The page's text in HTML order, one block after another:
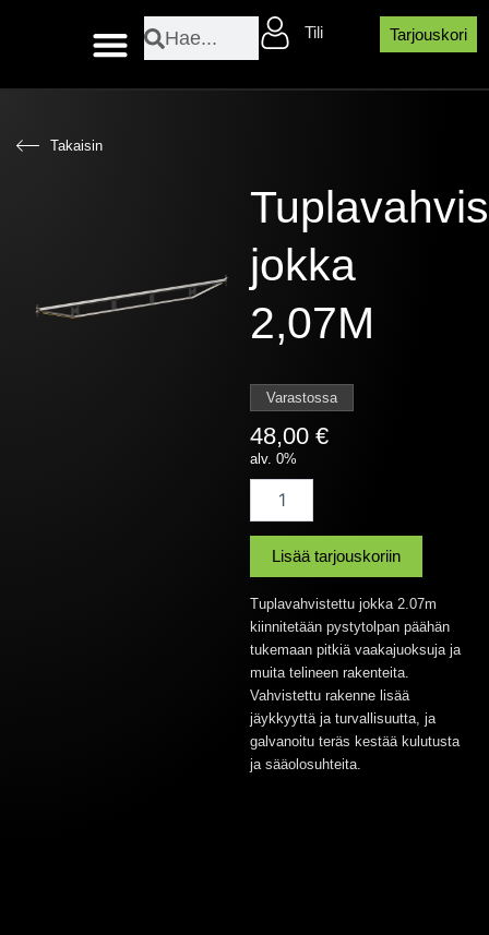
SearchSearch Tili Tarjouskori
Takaisin
jokka
2,07M
Varastossa
48,00€
alv. 0%
jokka
2,07M
määräLisää tarjouskoriin
Tuplavahvistettu jokka 2.07m
kiinnitetään pystytolpan päähän
tukemaan pitkiä vaakajuoksuja ja
muita telineen rakenteita.
Vahvistettu rakenne lisää
jäykkyyttä ja turvallisuutta, ja
galvanoitu teräs kestää kulutusta
ja sääolosuhteita.